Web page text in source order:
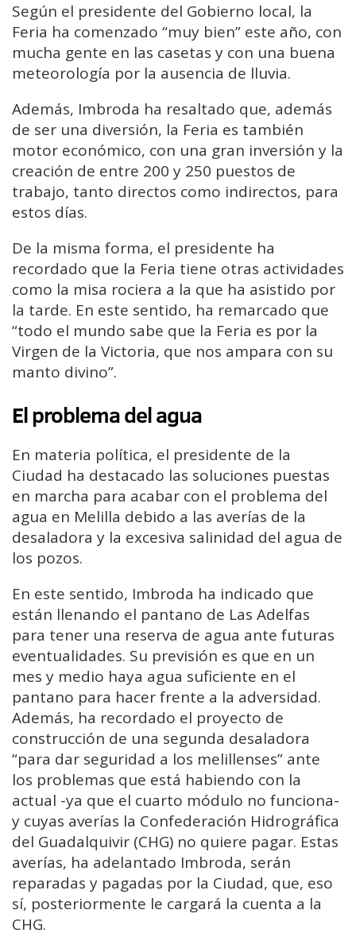
Según el presidente del Gobierno local, la
Feria ha comenzado “muy bien” este año, con
mucha gente en las casetas y con una buena
meteorología por la ausencia de lluvia.
Además, Imbroda ha resaltado que, además
de ser una diversión, la Feria es también
motor económico, con una gran inversión y la
creación de entre 200 y 250 puestos de
trabajo, tanto directos como indirectos, para
estos días.
De la misma forma, el presidente ha
recordado que la Feria tiene otras actividades
como la misa rociera a la que ha asistido por
la tarde. En este sentido, ha remarcado que
“todo el mundo sabe que la Feria es por la
Virgen de la Victoria, que nos ampara con su
manto divino”.
El problema del agua
En materia política, el presidente de la
Ciudad ha destacado las soluciones puestas
en marcha para acabar con el problema del
agua en Melilla debido a las averías de la
desaladora y la excesiva salinidad del agua de
los pozos.
En este sentido, Imbroda ha indicado que
están llenando el pantano de Las Adelfas
para tener una reserva de agua ante futuras
eventualidades. Su previsión es que en un
mes y medio haya agua suficiente en el
pantano para hacer frente a la adversidad.
Además, ha recordado el proyecto de
construcción de una segunda desaladora
“para dar seguridad a los melillenses” ante
los problemas que está habiendo con la
actual -ya que el cuarto módulo no funciona-
y cuyas averías la Confederación Hidrográfica
del Guadalquivir (CHG) no quiere pagar. Estas
averías, ha adelantado Imbroda, serán
reparadas y pagadas por la Ciudad, que, eso
sí, posteriormente le cargará la cuenta a la
CHG.